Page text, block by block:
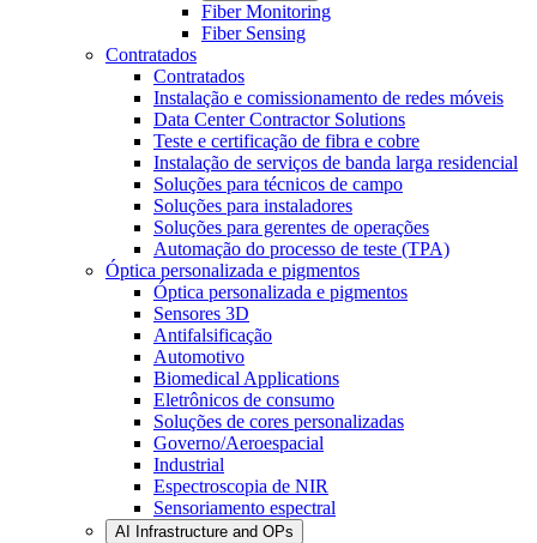
Fiber Monitoring
Fiber Sensing
Contratados
Contratados
Instalação e comissionamento de redes móveis
Data Center Contractor Solutions
Teste e certificação de fibra e cobre
Instalação de serviços de banda larga residencial
Soluções para técnicos de campo
Soluções para instaladores
Soluções para gerentes de operações
Automação do processo de teste (TPA)
Óptica personalizada e pigmentos
Óptica personalizada e pigmentos
Sensores 3D
Antifalsificação
Automotivo
Biomedical Applications
Eletrônicos de consumo
Soluções de cores personalizadas
Governo/Aeroespacial
Industrial
Espectroscopia de NIR
Sensoriamento espectral
AI Infrastructure and OPs